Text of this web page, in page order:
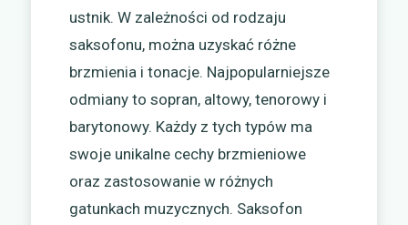
ustnik. W zależności od rodzaju
saksofonu, można uzyskać różne
brzmienia i tonacje. Najpopularniejsze
odmiany to sopran, altowy, tenorowy i
barytonowy. Każdy z tych typów ma
swoje unikalne cechy brzmieniowe
oraz zastosowanie w różnych
gatunkach muzycznych. Saksofon